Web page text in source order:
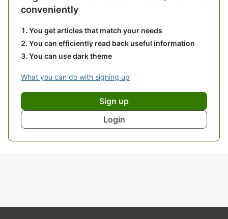
conveniently
You get articles that match your needs
You can efficiently read back useful information
You can use dark theme
What you can do with signing up
Sign up
Login